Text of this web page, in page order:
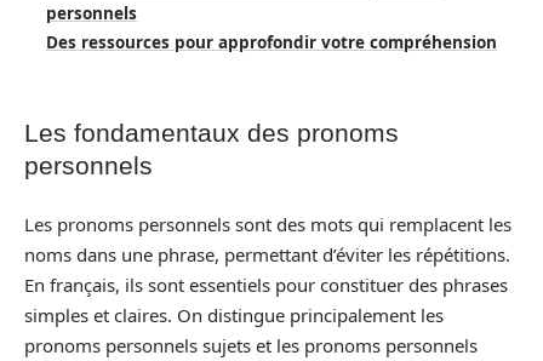
personnels
Des ressources pour approfondir votre compréhension
Les fondamentaux des pronoms
personnels
Les pronoms personnels sont des mots qui remplacent les
noms dans une phrase, permettant d’éviter les répétitions.
En français, ils sont essentiels pour constituer des phrases
simples et claires. On distingue principalement les
pronoms personnels sujets et les pronoms personnels